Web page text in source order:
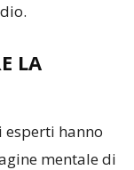
LA
esperti hanno
mentale di